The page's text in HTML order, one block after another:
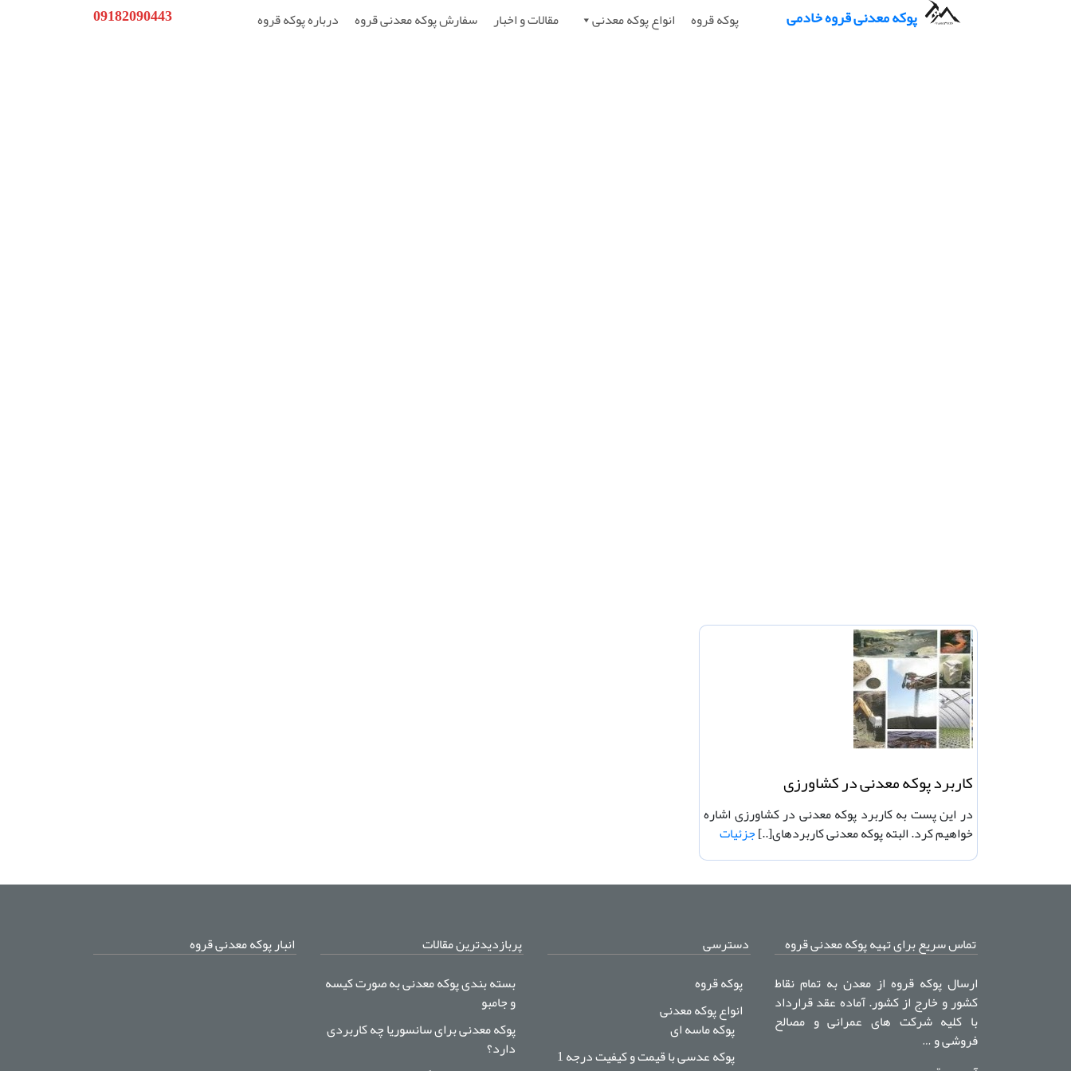
پوکه معدنی قروه خادمی پوکه قروه انواع پوکه معدنی مقالات و اخبار سفارش پوکه معدنی قروه درباره پوکه قروه 09182090443
کاربرد پوکه معدنی در کشاورزی
در این پست به کاربرد پوکه معدنی در کشاورزی اشاره
خواهیم کرد. البته پوکه معدنی کاربردهای[..]جزئیات
تماس سریع برای تهیه پوکه معدنی قروه
ارسال پوکه قروه از معدن به تمام نقاط
کشور و خارج از کشور. آماده عقد قرارداد
با کلیه شرکت های عمرانی و مصالح
فروشی و …
دسترسی
پوکه قروه
انواع پوکه معدنی
پوکه ماسه ای
پوکه عدسی با قیمت و کیفیت درجه 1
پربازدیدترین مقالات
بسته بندی پوکه معدنی به صورت کیسه
و جامبو
پوکه معدنی برای سانسوریا چه کاربردی
دارد؟
انبار پوکه معدنی قروه